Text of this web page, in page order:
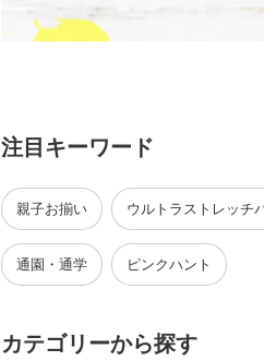
注目キーワード
親子お揃い ウルトラストレッチ
通園・通学 ピンクハント
カテゴリーから探す